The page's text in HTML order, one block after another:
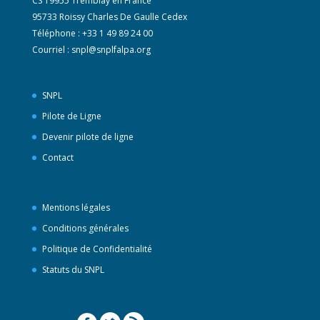
95733 Roissy Charles De Gaulle Cedex
Téléphone : +33 1 49 89 24 00
Courriel : snpl@snplfalpa.org
SNPL
Pilote de Ligne
Devenir pilote de ligne
Contact
Mentions légales
Conditions générales
Politique de Confidentialité
Statuts du SNPL